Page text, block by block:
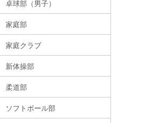
卓球部（男子）
家庭部
家庭クラブ
新体操部
柔道部
ソフトボール部